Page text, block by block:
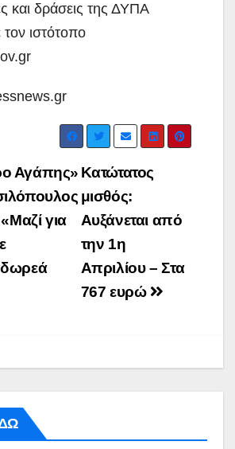
και δράσεις της ΔΥΠΑ
τον ιστότοπο
Κατώτατος
μισθός:
Αυξάνεται από
την 1η
Απριλίου – Στα
767 ευρώ
Αγάπης»
για
δωρεά